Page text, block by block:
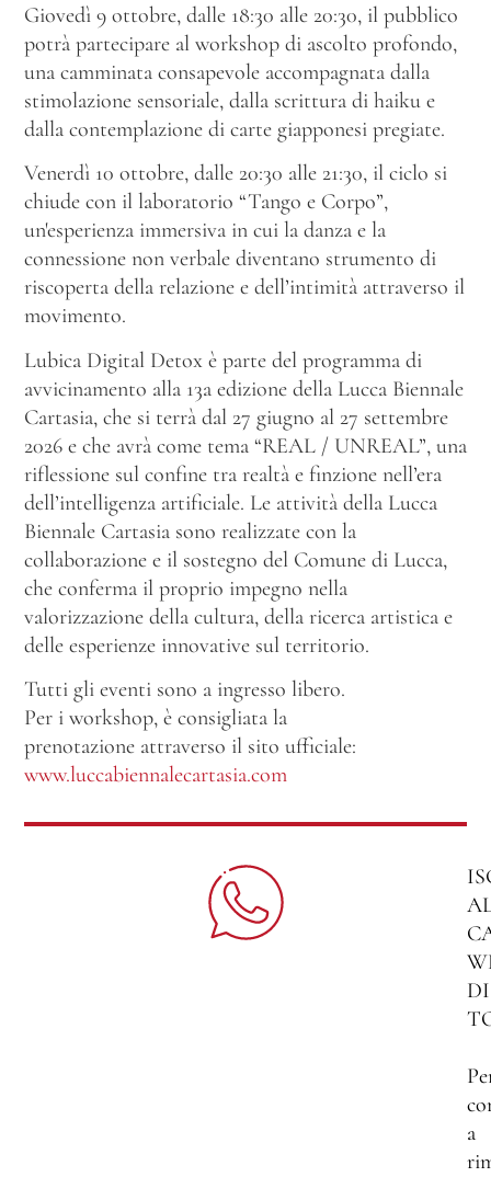
Giovedì 9 ottobre, dalle 18:30 alle 20:30, il pubblico
potrà partecipare al workshop di ascolto profondo,
una camminata consapevole accompagnata dalla
stimolazione sensoriale, dalla scrittura di haiku e
dalla contemplazione di carte giapponesi pregiate.
Venerdì 10 ottobre, dalle 20:30 alle 21:30, il ciclo si
chiude con il laboratorio “Tango e Corpo”,
un'esperienza immersiva in cui la danza e la
connessione non verbale diventano strumento di
riscoperta della relazione e dell’intimità attraverso il
movimento.
Lubica Digital Detox è parte del programma di
avvicinamento alla 13a edizione della Lucca Biennale
Cartasia, che si terrà dal 27 giugno al 27 settembre
2026 e che avrà come tema “REAL / UNREAL”, una
riflessione sul confine tra realtà e finzione nell’era
dell’intelligenza artificiale. Le attività della Lucca
Biennale Cartasia sono realizzate con la
collaborazione e il sostegno del Comune di Lucca,
che conferma il proprio impegno nella
valorizzazione della cultura, della ricerca artistica e
delle esperienze innovative sul territorio.
Tutti gli eventi sono a ingresso libero.
Per i workshop, è consigliata la
prenotazione attraverso il sito ufficiale:
www.luccabiennalecartasia.com
DI
a